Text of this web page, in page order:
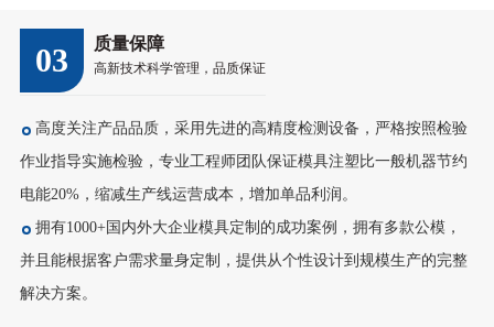
03 质量保障
高新技术科学管理，品质保证
高度关注产品品质，采用先进的高精度检测设备，严格按照检验
作业指导实施检验，专业工程师团队保证模具注塑比一般机器节约
电能20%，缩减生产线运营成本，增加单品利润。
拥有1000+国内外大企业模具定制的成功案例，拥有多款公模，
并且能根据客户需求量身定制，提供从个性设计到规模生产的完整
解决方案。